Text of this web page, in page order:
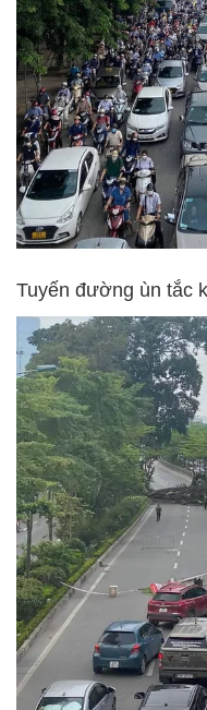
Tuyến đường ùn tắc